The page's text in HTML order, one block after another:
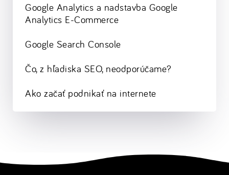
Google Analytics a nadstavba Google
Analytics E-Commerce
Google Search Console
Čo, z hľadiska SEO, neodporúčame?
Ako začať podnikať na internete